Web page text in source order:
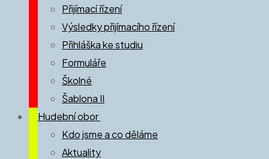
Přijímací řízení
Výsledky přijímacího řízení
Přihláška ke studiu
Formuláře
Školné
Šablona II
Hudební obor
Kdo jsme a co děláme
Aktuality